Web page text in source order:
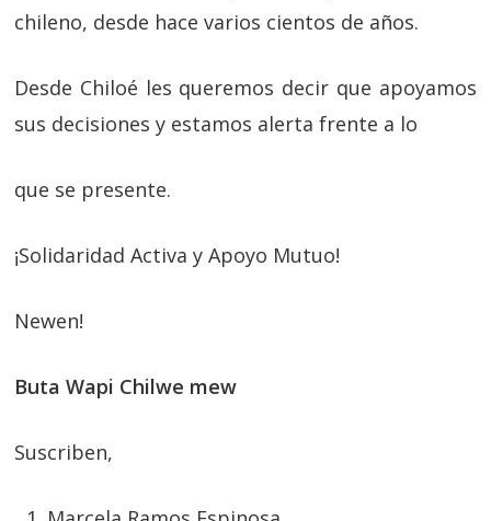
chileno, desde hace varios cientos de años.
Desde Chiloé les queremos decir que apoyamos
sus decisiones y estamos alerta frente a lo
que se presente.
¡Solidaridad Activa y Apoyo Mutuo!
Newen!
Buta Wapi Chilwe mew
Suscriben,